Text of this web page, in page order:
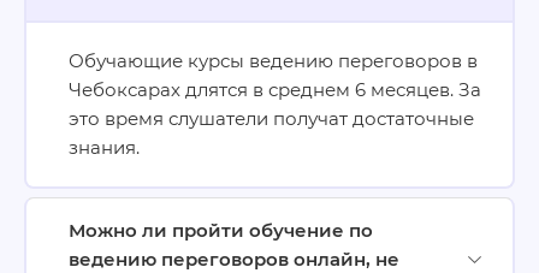
Обучающие курсы ведению переговоров в
Чебоксарах длятся в среднем 6 месяцев. За
это время слушатели получат достаточные
знания.
Можно ли пройти обучение по
ведению переговоров онлайн, не